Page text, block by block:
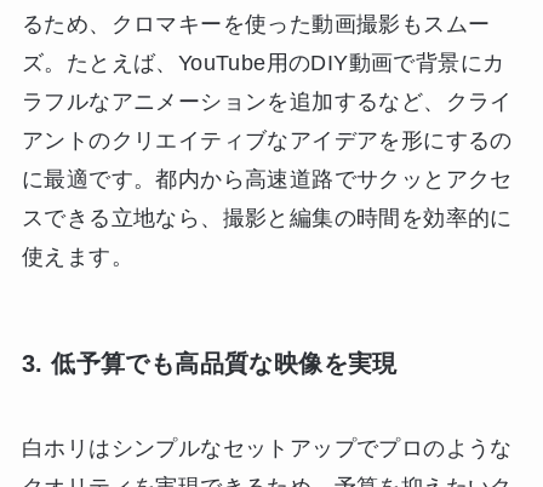
るため、クロマキーを使った動画撮影もスムー
ズ。たとえば、YouTube用のDIY動画で背景にカ
ラフルなアニメーションを追加するなど、クライ
アントのクリエイティブなアイデアを形にするの
に最適です。都内から高速道路でサクッとアクセ
スできる立地なら、撮影と編集の時間を効率的に
使えます。
3. 低予算でも高品質な映像を実現
白ホリはシンプルなセットアップでプロのような